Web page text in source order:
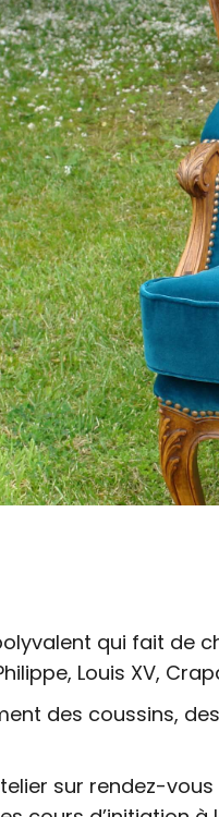
qui fait
Louis XV,
des coussins,
sur rendez-